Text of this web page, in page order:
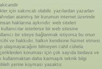
için sakıncalı olabilir. yazılardan yazarları
atanmış bir kurumun internet üzerinde
haklarına aykırıdır. web siteleri
kullanıcılar isterlerse bir web sitesine
bir siteye bağlanmak istiyorsa bu onun
ve hakkıdır. halkın kendisine hizmet etmesi
ulaşmayacağını bilmeyen cahil cühela
koruması için çok sayıda bedava ve
kullanmaktan daha karmaşık teknik bilgi
yerine koyması yasaktır.